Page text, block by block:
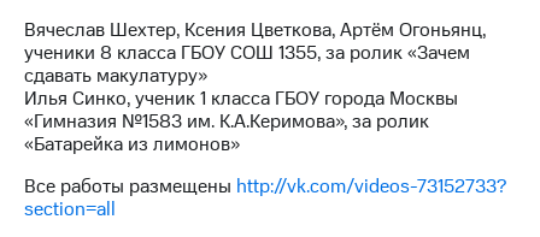
Рынок
облигаций
Описание
Еврооблигации-2023
Уведомление
погашении
именных
Вячеслав Шехтер, Ксения Цветкова, Артём Огоньянц,
ученики 8 класса ГБОУ СОШ 1355, за ролик «Зачем
сдавать макулатуру»
Илья Синко, ученик 1 класса ГБОУ города Москвы
«Гимназия №1583 им. К.А.Керимова», за ролик
«Батарейка из лимонов»
Все работы размещены http://vk.com/videos-73152733?
section=all